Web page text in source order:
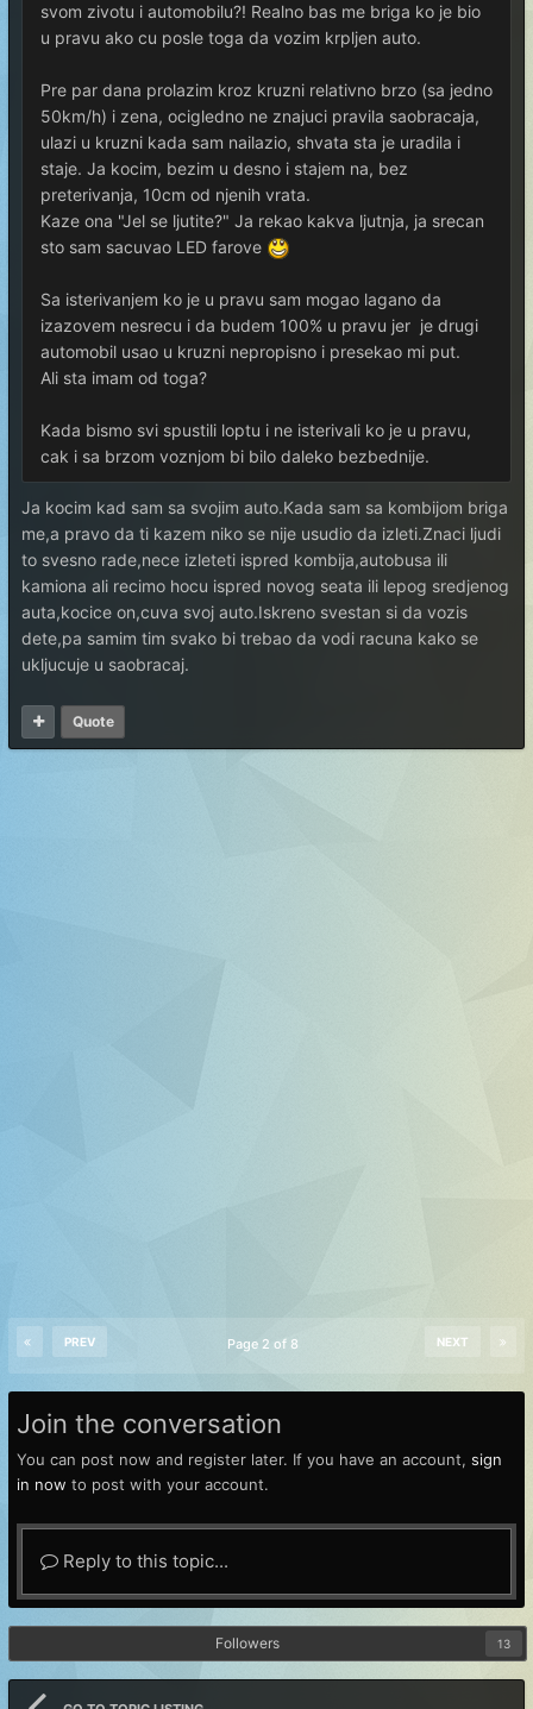
svom zivotu i automobilu?! Realno bas me briga ko je bio
u pravu ako cu posle toga da vozim krpljen auto.
Pre par dana prolazim kroz kruzni relativno brzo (sa jedno
50km/h) i zena, ocigledno ne znajuci pravila saobracaja,
ulazi u kruzni kada sam nailazio, shvata sta je uradila i
staje. Ja kocim, bezim u desno i stajem na, bez
preterivanja, 10cm od njenih vrata.
Kaze ona "Jel se ljutite?" Ja rekao kakva ljutnja, ja srecan
sto sam sacuvao LED farove
Sa isterivanjem ko je u pravu sam mogao lagano da
izazovem nesrecu i da budem 100% u pravu jer je drugi
automobil usao u kruzni nepropisno i presekao mi put.
Ali sta imam od toga?
Kada bismo svi spustili loptu i ne isterivali ko je u pravu,
cak i sa brzom voznjom bi bilo daleko bezbednije.
Ja kocim kad sam sa svojim auto.Kada sam sa kombijom briga
me,a pravo da ti kazem niko se nije usudio da izleti.Znaci ljudi
to svesno rade,nece izleteti ispred kombija,autobusa ili
kamiona ali recimo hocu ispred novog seata ili lepog sredjenog
auta,kocice on,cuva svoj auto.Iskreno svestan si da vozis
dete,pa samim tim svako bi trebao da vodi racuna kako se
ukljucuje u saobracaj.
Quote
PREV NEXT
Page 2 of 8
Join the conversation
You can post now and register later. If you have an account, sign
in now to post with your account.
Reply to this topic...
Followers 13